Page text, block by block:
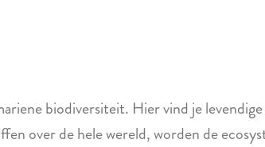
biodiversiteit. Hier vind je
over de hele wereld, worden de